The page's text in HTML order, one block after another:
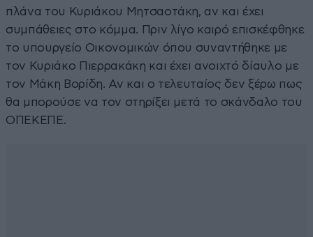
πλάνα του Κυριάκου Μητσαοτάκη, αν και έχει
συμπάθειες στο κόμμα. Πριν λίγο καιρό επισκέφθηκε
το υπουργείο Οικονομικών όπου συναντήθηκε με
τον Κυριάκο Πιερρακάκη και έχει ανοιχτό δίαυλο με
τον Μάκη Βορίδη. Αν και ο τελευταίος δεν ξέρω πως
θα μπορούσε να τον στηρίξει μετά το σκάνδαλο του
ΟΠΕΚΕΠΕ.